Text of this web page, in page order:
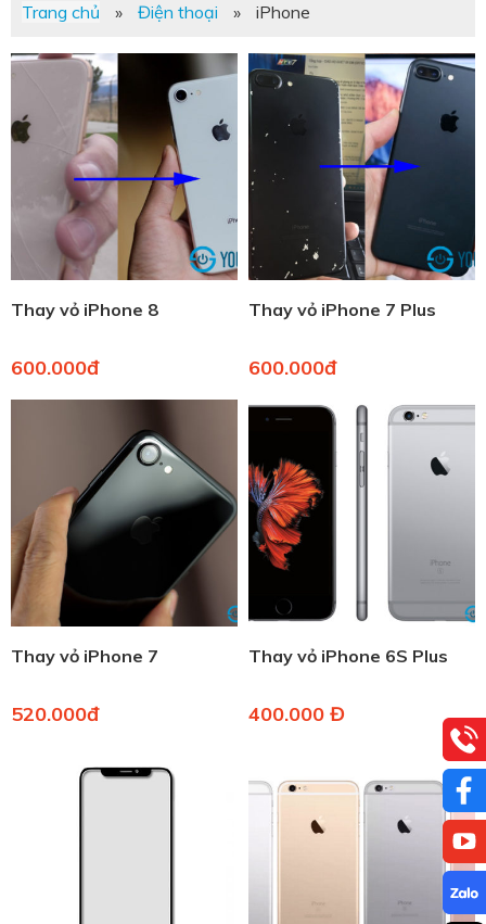
Trang chủ » Điện thoại » iPhone
Thay vỏ iPhone 8
600.000đ
Thay vỏ iPhone 7 Plus
600.000đ
Thay vỏ iPhone 7
520.000đ
Thay vỏ iPhone 6S Plus
400.000 Đ